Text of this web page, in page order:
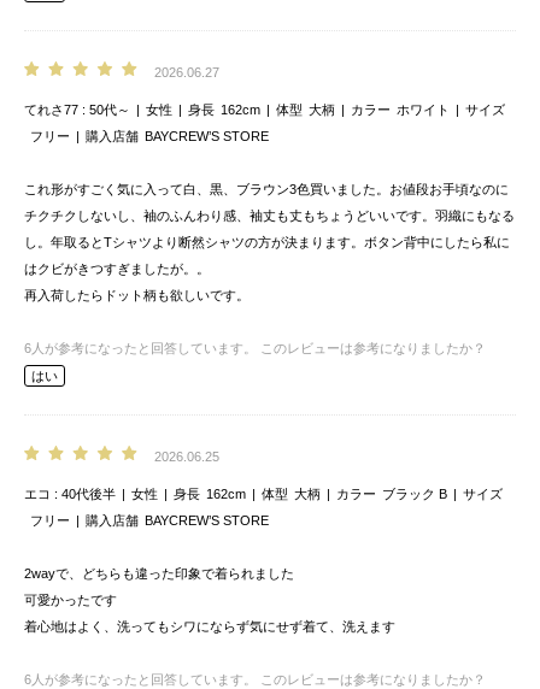
2026.06.27
てれさ77 50代～ 女性 身長 162cm 体型 大柄 カラー ホワイト
サイズ
フリー
購入店舗 BAYCREW’S STORE
これ形がすごく気に入って白、黒、ブラウン3色買いました。お値段お手頃なのに
チクチクしないし、袖のふんわり感、袖丈も丈もちょうどいいです。羽織にもなる
し。年取るとTシャツより断然シャツの方が決まります。ボタン背中にしたら私に
はクビがきつすぎましたが。。
再入荷したらドット柄も欲しいです。
6 人が参考になったと回答しています。
このレビューは参考になりましたか？
はい
2026.06.25
エコ 40代後半 女性 身長 162cm 体型 大柄 カラー ブラック B
サイズ
フリー
購入店舗 BAYCREW’S STORE
2wayで、どちらも違った印象で着られました
可愛かったです
着心地はよく、洗ってもシワにならず気にせず着て、洗えます
6 人が参考になったと回答しています。
このレビューは参考になりましたか？